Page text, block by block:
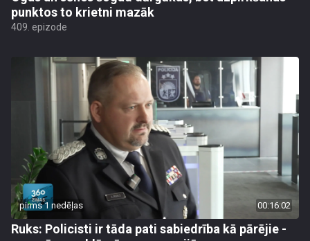
punktos to krietni mazāk
409. epizode
pirms 1 nedēļas 00:16:02
Ruks: Policisti ir tāda pati sabiedrība kā pārējie -